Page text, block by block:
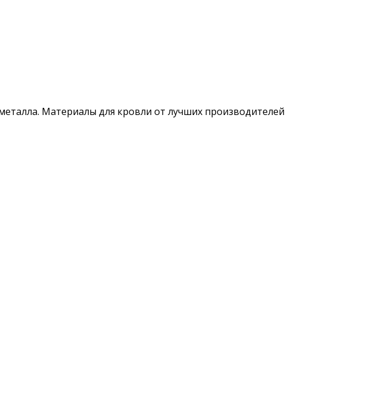
Материалы для кровли от лучших производителей